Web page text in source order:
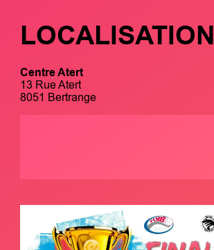
LOCALISATION
Centre Atert
13 Rue Atert
8051 Bertrange